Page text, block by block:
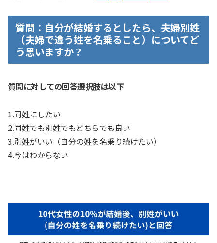
質問：自分が結婚するとしたら、夫婦別姓
（夫婦で違う姓を名乗ること）についてど
う思いますか？
質問に対しての回答選択肢は以下
1.同姓にしたい
2.同姓でも別姓でもどちらでも良い
3.別姓がいい（自分の姓を名乗り続けたい）
4.今はわからない